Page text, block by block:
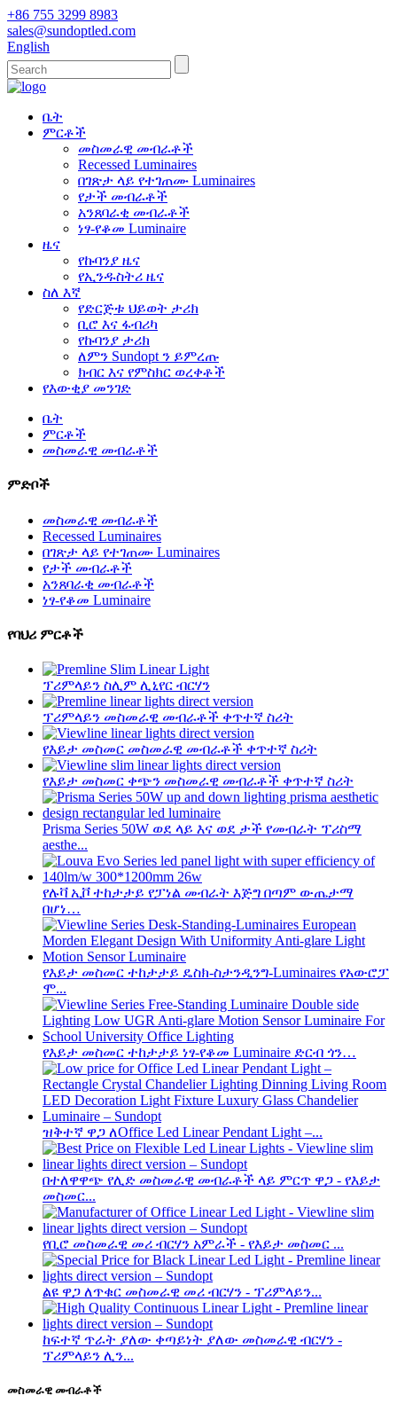
+86 755 3299 8983
sales@sundoptled.com
English
ቤት
ምርቶች
መስመራዊ መብራቶች
Recessed Luminaires
በገጽታ ላይ የተገጠሙ Luminaires
የታች መብራቶች
አንጸባራቂ መብራቶች
ነፃ-የቆመ Luminaire
ዜና
የኩባንያ ዜና
የኢንዱስትሪ ዜና
ስለ እኛ
የድርጅቱ ህይወት ታሪክ
ቢሮ እና ፋብሪካ
የኩባንያ ታሪክ
ለምን Sundopt ን ይምረጡ
ክብር እና የምስክር ወረቀቶች
የእውቂያ መንገድ
ቤት
ምርቶች
መስመራዊ መብራቶች
ምድቦች
መስመራዊ መብራቶች
Recessed Luminaires
በገጽታ ላይ የተገጠሙ Luminaires
የታች መብራቶች
አንጸባራቂ መብራቶች
ነፃ-የቆመ Luminaire
የባህሪ ምርቶች
ፕሪምላይን ስሊም ሊኒየር ብርሃን
ፕሪምላይን መስመራዊ መብራቶች ቀጥተኛ ስሪት
የእይታ መስመር መስመራዊ መብራቶች ቀጥተኛ ስሪት
የእይታ መስመር ቀጭን መስመራዊ መብራቶች ቀጥተኛ ስሪት
Prisma Series 50W ወደ ላይ እና ወደ ታች የመብራት ፕሪስማ
aesthe...
የሉቫ ኢቮ ተከታታይ የፓነል መብራት እጅግ በጣም ውጤታማ
በሆነ…
የእይታ መስመር ተከታታይ ዴስክ-ስታንዲንግ-Luminaires የአውሮፓ
ሞ...
የእይታ መስመር ተከታታይ ነፃ-የቆመ Luminaire ድርብ ጎን…
ዝቅተኛ ዋጋ ለOffice Led Linear Pendant Light –...
በተለዋዋጭ የሊድ መስመራዊ መብራቶች ላይ ምርጥ ዋጋ - የእይታ
መስመር...
የቢሮ መስመራዊ መሪ ብርሃን አምራች - የእይታ መስመር ...
ልዩ ዋጋ ለጥቁር መስመራዊ መሪ ብርሃን - ፕሪምላይን...
ከፍተኛ ጥራት ያለው ቀጣይነት ያለው መስመራዊ ብርሃን -
ፕሪምላይን ሊን...
መስመራዊ መብራቶች